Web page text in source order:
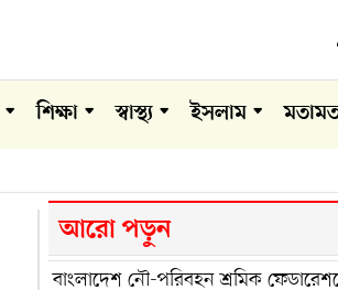
শিক্ষা স্বাস্থ্য ইসলাম
আরো পড়ুন
বাংলাদেশ নৌ-পরিবহন শ্রমিক